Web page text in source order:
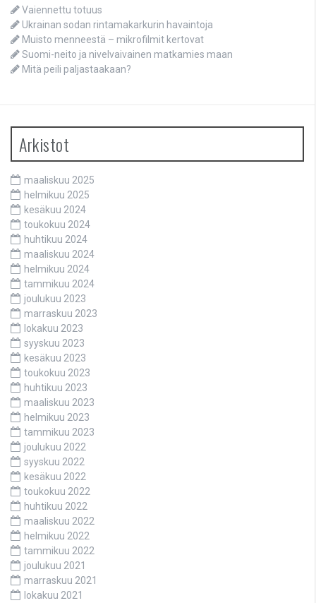
Vaiennettu totuus
Ukrainan sodan rintamakarkurin havaintoja
Muisto menneestä – mikrofilmit kertovat
Suomi-neito ja nivelvaivainen matkamies maan
Mitä peili paljastaakaan?
Arkistot
maaliskuu 2025
helmikuu 2025
kesäkuu 2024
toukokuu 2024
huhtikuu 2024
maaliskuu 2024
helmikuu 2024
tammikuu 2024
joulukuu 2023
marraskuu 2023
lokakuu 2023
syyskuu 2023
kesäkuu 2023
toukokuu 2023
huhtikuu 2023
maaliskuu 2023
helmikuu 2023
tammikuu 2023
joulukuu 2022
syyskuu 2022
kesäkuu 2022
toukokuu 2022
huhtikuu 2022
maaliskuu 2022
helmikuu 2022
tammikuu 2022
joulukuu 2021
marraskuu 2021
lokakuu 2021